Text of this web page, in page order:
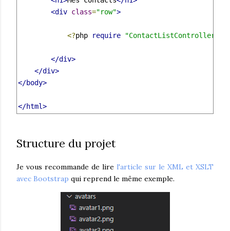
<div class="row">
<?php require
</div>
</div>
</body>
</html>
Structure du projet
Je vous recommande de lire l'article sur le XML et XSLT
avec Bootstrap qui reprend le même exemple.